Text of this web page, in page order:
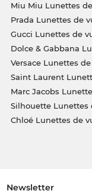
Miu Miu Lunettes
Prada Lunettes de
Gucci Lunettes de
Dolce & Gabbana
Versace Lunettes
Saint Laurent
Marc Jacobs
Silhouette Lunettes
Chloé Lunettes de
Newsletter